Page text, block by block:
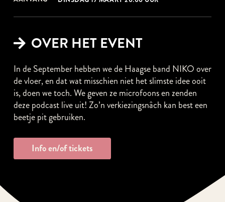
OVER HET EVENT
In de September hebben we de Haagse band NIKO over
de vloer, en dat wat misschien niet het slimste idee ooit
is, doen we toch. We geven ze microfoons en zenden
deze podcast live uit! Zo’n verkiezingsnâch kan best een
beetje pit gebruiken.
Info en/of tickets